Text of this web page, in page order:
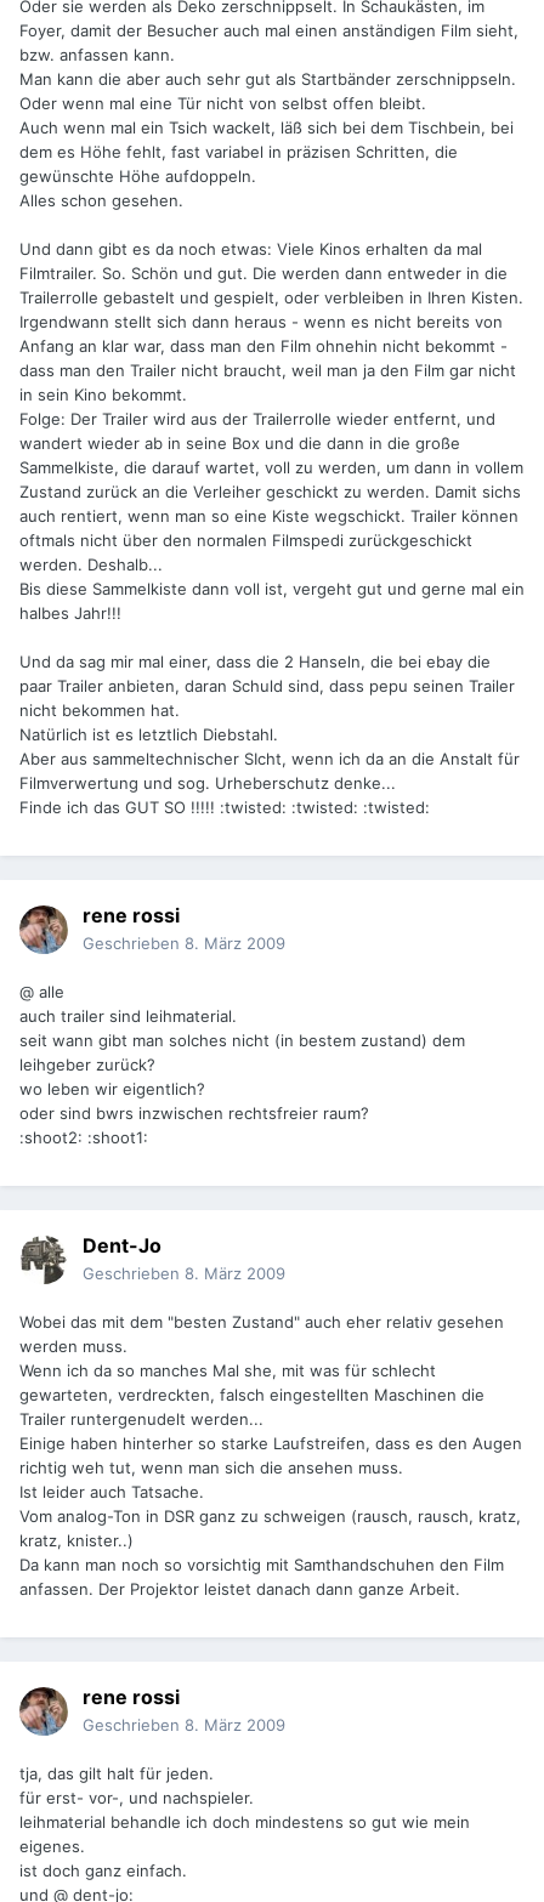
Oder sie werden als Deko zerschnippselt. In Schaukästen, im
Foyer, damit der Besucher auch mal einen anständigen Film sieht,
bzw. anfassen kann.
Man kann die aber auch sehr gut als Startbänder zerschnippseln.
Oder wenn mal eine Tür nicht von selbst offen bleibt.
Auch wenn mal ein Tsich wackelt, läß sich bei dem Tischbein, bei
dem es Höhe fehlt, fast variabel in präzisen Schritten, die
gewünschte Höhe aufdoppeln.
Alles schon gesehen.
Und dann gibt es da noch etwas: Viele Kinos erhalten da mal
Filmtrailer. So. Schön und gut. Die werden dann entweder in die
Trailerrolle gebastelt und gespielt, oder verbleiben in Ihren Kisten.
Irgendwann stellt sich dann heraus - wenn es nicht bereits von
Anfang an klar war, dass man den Film ohnehin nicht bekommt -
dass man den Trailer nicht braucht, weil man ja den Film gar nicht
in sein Kino bekommt.
Folge: Der Trailer wird aus der Trailerrolle wieder entfernt, und
wandert wieder ab in seine Box und die dann in die große
Sammelkiste, die darauf wartet, voll zu werden, um dann in vollem
Zustand zurück an die Verleiher geschickt zu werden. Damit sichs
auch rentiert, wenn man so eine Kiste wegschickt. Trailer können
oftmals nicht über den normalen Filmspedi zurückgeschickt
werden. Deshalb...
Bis diese Sammelkiste dann voll ist, vergeht gut und gerne mal ein
halbes Jahr!!!
Und da sag mir mal einer, dass die 2 Hanseln, die bei ebay die
paar Trailer anbieten, daran Schuld sind, dass pepu seinen Trailer
nicht bekommen hat.
Natürlich ist es letztlich Diebstahl.
Aber aus sammeltechnischer SIcht, wenn ich da an die Anstalt für
Filmverwertung und sog. Urheberschutz denke...
Finde ich das GUT SO !!!!! :twisted: :twisted: :twisted:
rene rossi
Geschrieben 8. März 2009
@ alle
auch trailer sind leihmaterial.
seit wann gibt man solches nicht (in bestem zustand) dem
leihgeber zurück?
wo leben wir eigentlich?
oder sind bwrs inzwischen rechtsfreier raum?
:shoot2: :shoot1:
Dent-Jo
Geschrieben 8. März 2009
Wobei das mit dem "besten Zustand" auch eher relativ gesehen
werden muss.
Wenn ich da so manches Mal she, mit was für schlecht
gewarteten, verdreckten, falsch eingestellten Maschinen die
Trailer runtergenudelt werden...
Einige haben hinterher so starke Laufstreifen, dass es den Augen
richtig weh tut, wenn man sich die ansehen muss.
Ist leider auch Tatsache.
Vom analog-Ton in DSR ganz zu schweigen (rausch, rausch, kratz,
kratz, knister..)
Da kann man noch so vorsichtig mit Samthandschuhen den Film
anfassen. Der Projektor leistet danach dann ganze Arbeit.
rene rossi
Geschrieben 8. März 2009
tja, das gilt halt für jeden.
für erst- vor-, und nachspieler.
leihmaterial behandle ich doch mindestens so gut wie mein
eigenes.
ist doch ganz einfach.
und @ dent-jo: